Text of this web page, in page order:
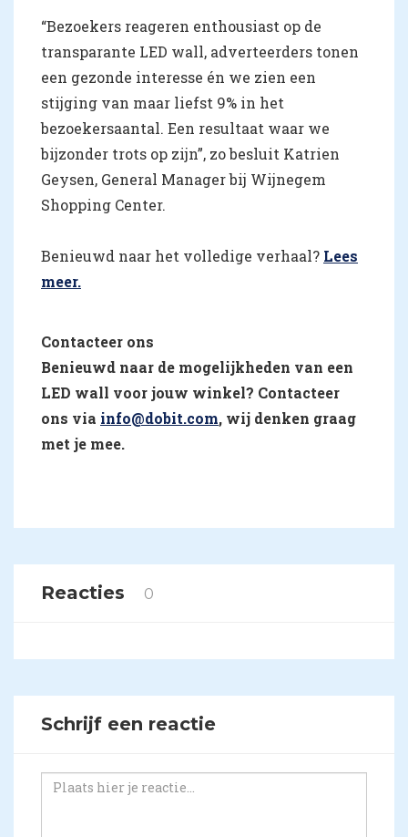
“Bezoekers reageren enthousiast op de
transparante LED wall, adverteerders tonen
een gezonde interesse én we zien een
stijging van maar liefst 9% in het
bezoekersaantal. Een resultaat waar we
bijzonder trots op zijn”, zo besluit Katrien
Geysen, General Manager bij Wijnegem
Shopping Center.
Benieuwd naar het volledige verhaal? Lees
meer.
Contacteer ons
Benieuwd naar de mogelijkheden van een
LED wall voor jouw winkel? Contacteer
ons via info@dobit.com, wij denken graag
met je mee.
Reacties 0
Schrijf een reactie